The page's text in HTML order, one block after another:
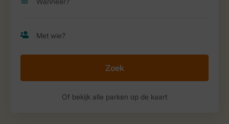
Zoek
Of bekijk alle parken op de kaart